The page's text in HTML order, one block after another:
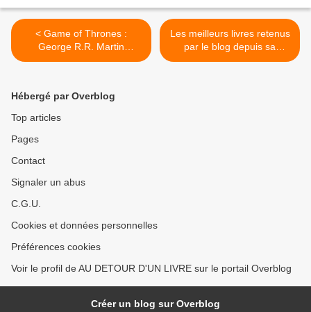
< Game of Thrones :
George R.R. Martin
annonce le 6ème tome de
Les meilleurs livres retenus
par le blog depuis sa
création >
Hébergé par Overblog
Top articles
Pages
Contact
Signaler un abus
C.G.U.
Cookies et données personnelles
Préférences cookies
Voir le profil de AU DETOUR D'UN LIVRE sur le portail Overblog
Créer un blog sur Overblog